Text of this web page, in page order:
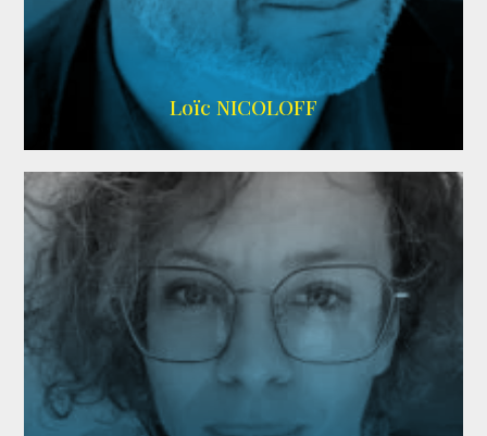
Wikipedia
Loïc NICOLOFF